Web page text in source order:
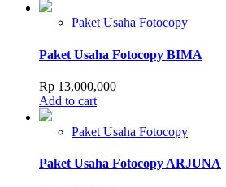
Paket Usaha Fotocopy
Paket Usaha Fotocopy BIMA
Rp 13,000,000
Add to cart
Paket Usaha Fotocopy
Paket Usaha Fotocopy ARJUNA